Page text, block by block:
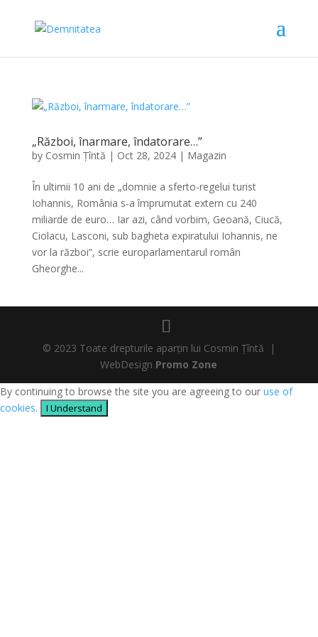
„Război, înarmare, îndatorare…”
by Cosmin Țîntă | Oct 28, 2024| Magazin
În ultimii 10 ani de „domnie a sferto-regelui turist
Iohannis, România s-a împrumutat extern cu 240
miliarde de euro… Iar azi, când vorbim, Geoană, Ciucă,
Ciolacu, Lasconi, sub bagheta expiratului Iohannis, ne
vor la război”, scrie europarlamentarul român
Gheorghe...
© 2023 Toate drepturile aparțin lui Cosmin Țîntă |
WebDesign Promo Zone
By continuing to browse the site you are agreeing to our use of
cookies. I Understand